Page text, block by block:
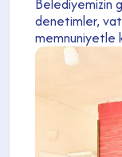
denetimler,
memnuniyetle